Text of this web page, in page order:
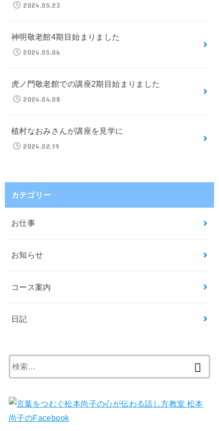
2024.05.23
神明敬老館4期目始まりました
2024.05.06
虎ノ門敬老館での講座2期目始まりました
2024.04.08
植村なおみさんが講座を見学に
2024.02.19
カテゴリー
お仕事
お知らせ
コース案内
日記
索: